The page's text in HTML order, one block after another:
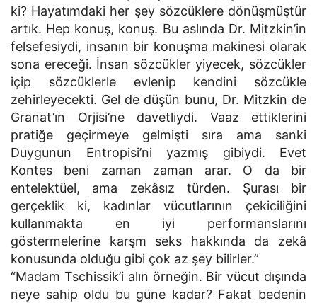
ki? Hayatımdaki her şey sözcüklere dönüşmüştür
artık. Hep konuş, konuş. Bu aslında Dr. Mitzkin’in
felsefesiydi, insanın bir konuşma makinesi olarak
sona ereceği. İnsan sözcükler yiyecek, sözcükler
içip sözcüklerle evlenip kendini sözcükle
zehirleyecekti. Gel de düşün bunu, Dr. Mitzkin de
Granat’ın Orjisi’ne davetliydi. Vaaz ettiklerini
pratiğe geçirmeye gelmişti sıra ama sanki
Duygunun Entropisi’ni yazmış gibiydi. Evet
Kontes beni zaman zaman arar. O da bir
entelektüel, ama zekâsız türden. Şurası bir
gerçeklik ki, kadınlar vücutlarının çekiciliğini
kullanmakta en iyi performanslarını
göstermelerine karşm seks hakkında da zekâ
konusunda olduğu gibi çok az şey bilirler.”
“Madam Tschissik’i alın örneğin. Bir vücut dışında
neye sahip oldu bu güne kadar? Fakat bedenin